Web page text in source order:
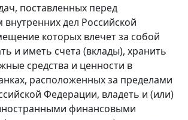
поставленных перед
дел Российской
которых влечет за собой
и иметь счета (вклады), хранить
средства и ценности в
расположенных за пределами
Федерации, владеть и (или)
финансовыми